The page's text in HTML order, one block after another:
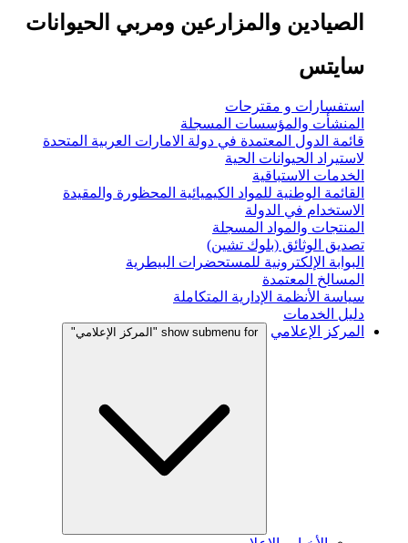
الصيادين والمزارعين ومربي الحيوانات
سايتس
استفسارات و مقترحات
المنشأت والمؤسسات المسجلة
قائمة الدول المعتمدة في دولة الامارات العربية المتحدة
لاستيراد الحيوانات الحية
الخدمات الاستباقية
القائمة الوطنية للمواد الكيميائية المحظورة والمقيدة
الاستخدام في الدولة
المنتجات والمواد المسجلة
تصديق الوثائق (بلوك تشين)
البوابة الإلكترونية للمستحضرات البيطرية
المسالخ المعتمدة
سياسة الأنظمة الإدارية المتكاملة
دليل الخدمات
المركز الإعلامي
show submenu for "المركز الإعلامي"